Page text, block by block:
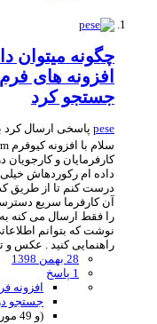
چگونه میتوان
افزونه های
جستجو کرد
peseپاسخی ارسال کرد
کارفرمایان و کارجویان
داده ام رکوردهاش خیلی
درست کنم تا از طریق کد
آن کارفرما سریع دسترسی
را فقط ارسال می کنه به
نوشت که بتوانم اطلاعاتی
راهنمایی کنید . عکس و
28 بهمن 1398
1 پاسخ
افزونه فرم
جستجو در
(و 49 مورد دیگر)